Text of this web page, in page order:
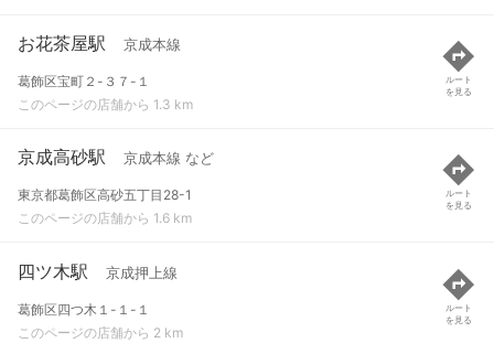
お花茶屋駅 京成本線
葛飾区宝町２-３７-１
このページの店舗から 1.3 km
ルート
を見る
京成高砂駅 京成本線 など
東京都葛飾区高砂五丁目28-1
このページの店舗から 1.6 km
ルート
を見る
四ツ木駅 京成押上線
葛飾区四つ木１-１-１
このページの店舗から 2 km
ルート
を見る